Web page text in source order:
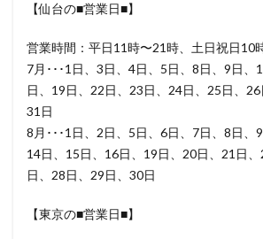
【仙台の■営業日■】
営業時間：平日11時〜21時、土日祝日10
7月･･･1日、3日、4日、5日、8日、9日、
日、19日、22日、23日、24日、25日、26
31日
8月･･･1日、2日、5日、6日、7日、8日、
14日、15日、16日、19日、20日、21日
日、28日、29日、30日
【東京の■営業日■】